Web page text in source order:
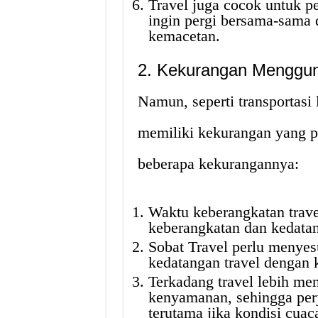
Travel juga cocok untuk
ingin pergi bersama-
kemacetan.
2. Kekurangan
Namun, seperti
memiliki kekurangan yang
beberapa kekurangannya:
Waktu keberangkatan
keberangkatan dan
Sobat Travel perlu
kedatangan travel
Terkadang travel lebih
kenyamanan, sehingga
terutama jika kondisi